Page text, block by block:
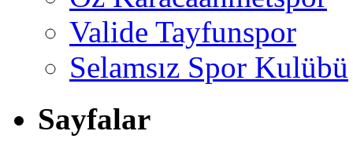
Valide Tayfunspor
Selamsız Spor Kulübü
Sayfalar